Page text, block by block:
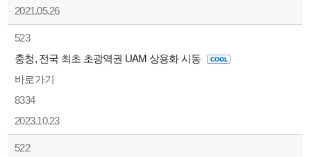
2021.05.26
523
충청, 전국 최초 초광역권 UAM 상용화 시동
바로가기
8334
2023.10.23
522